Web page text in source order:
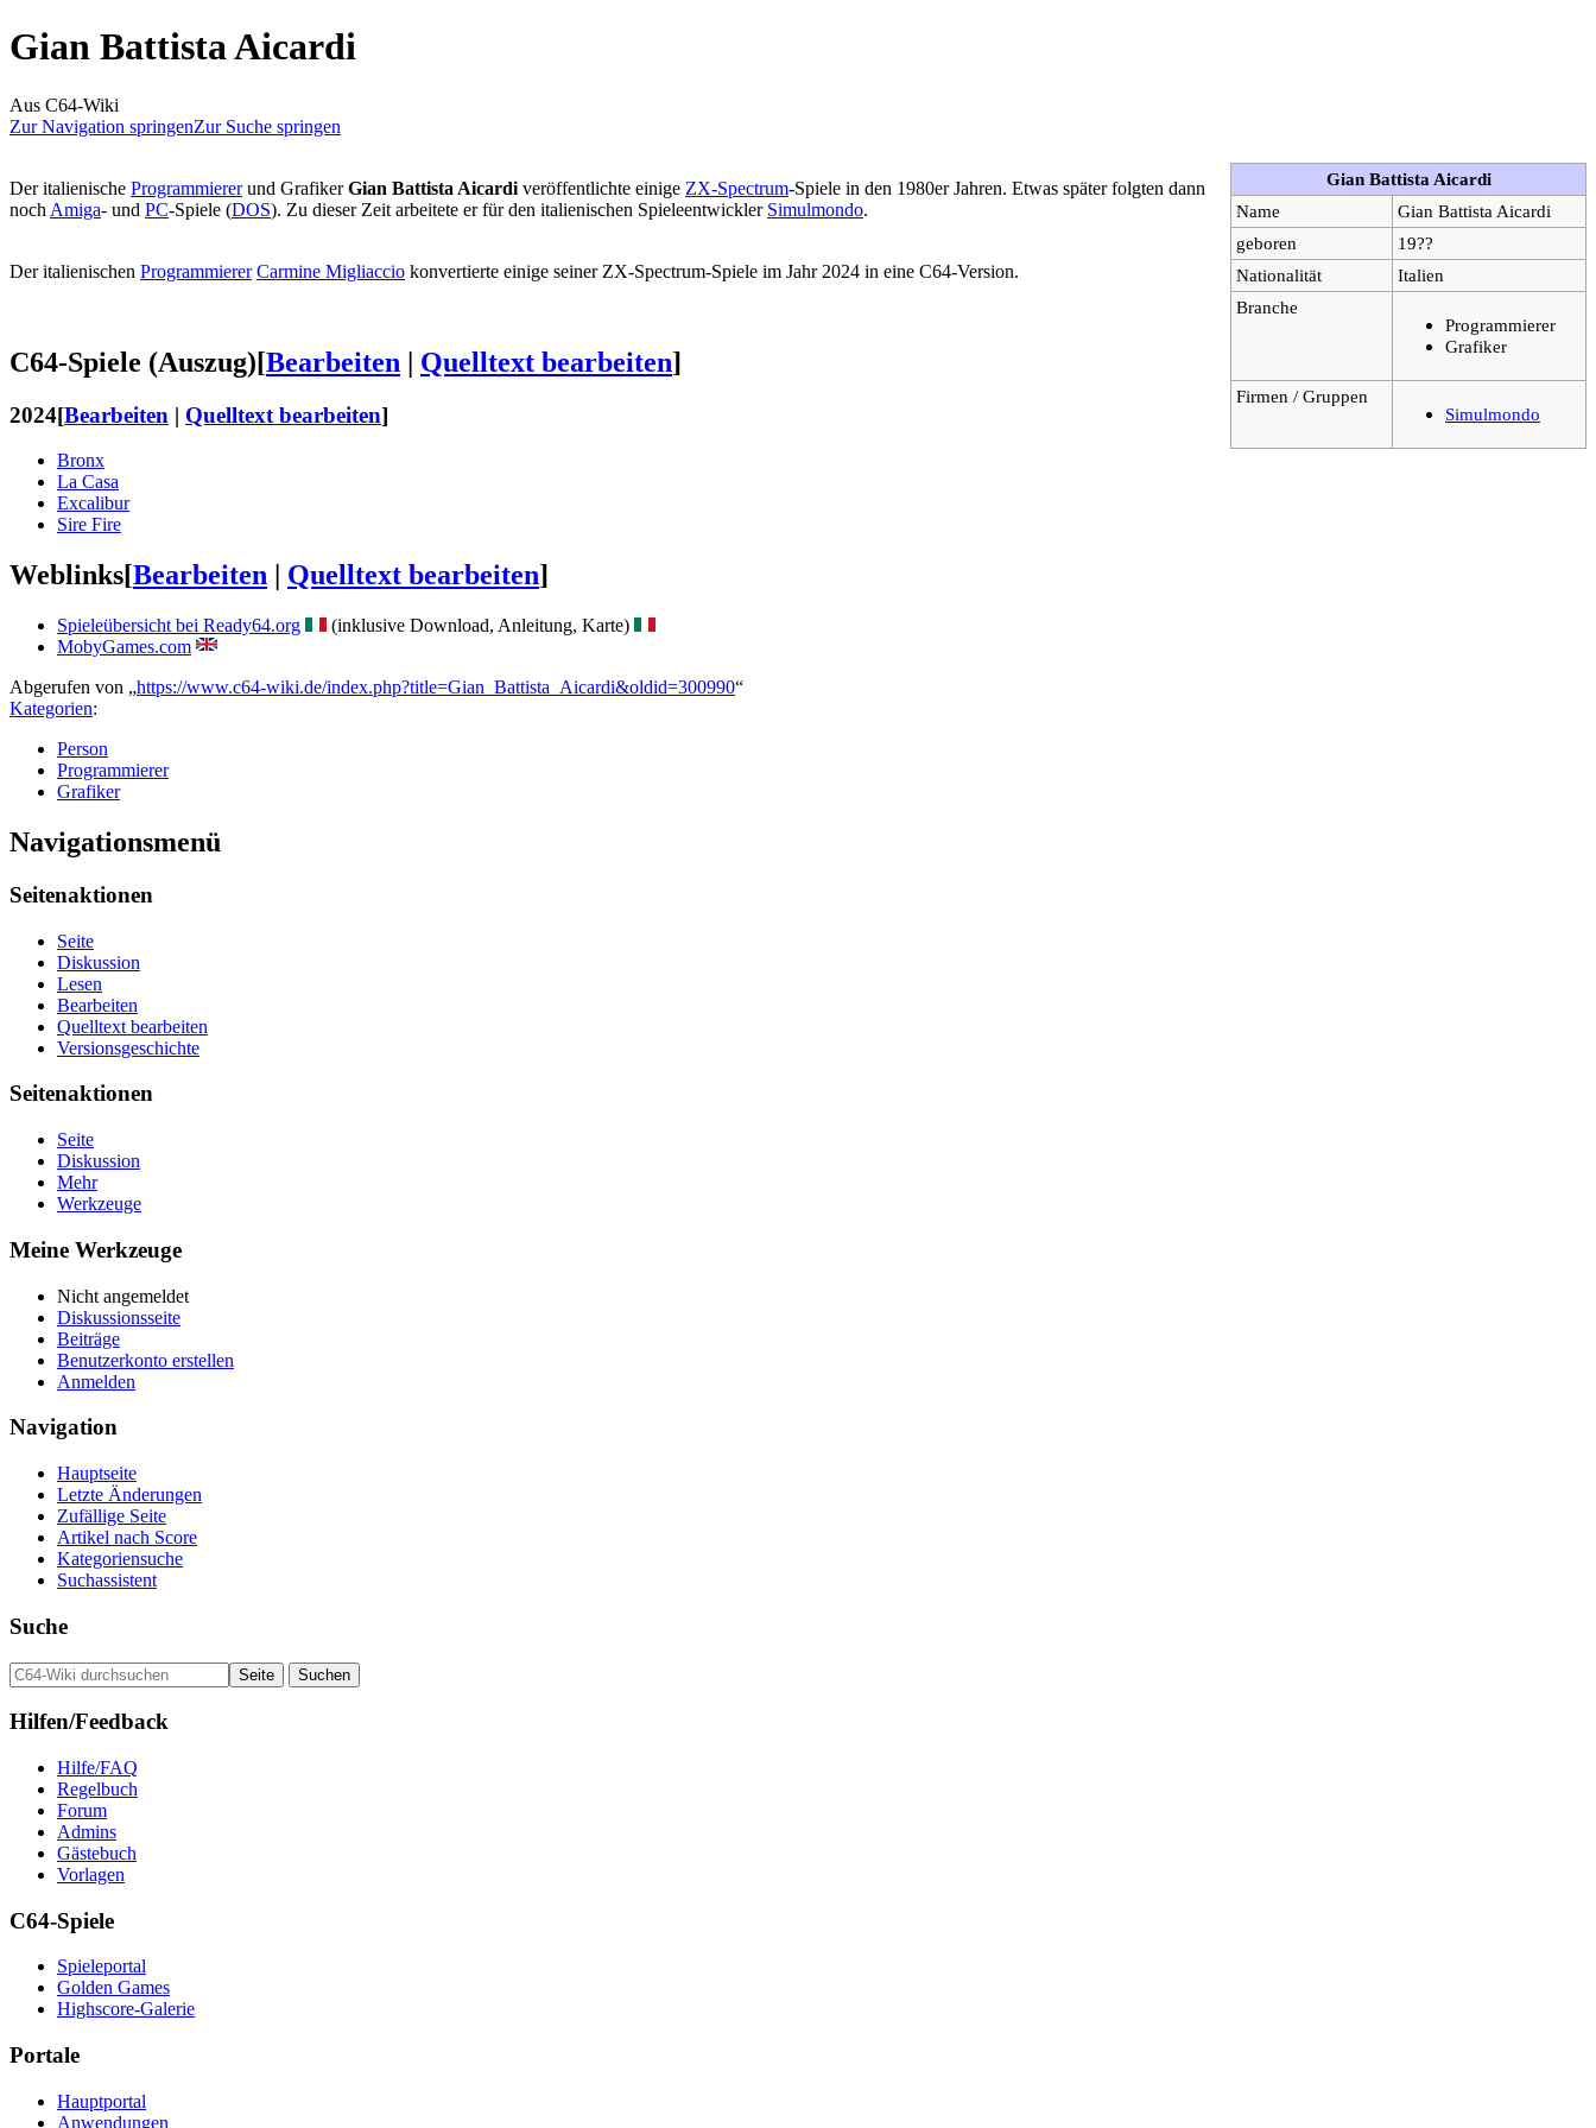
Gian Battista Aicardi
Aus C64-Wiki
Zur Navigation springenZur Suche springen
Gian Battista Aicardi
Name
Gian Battista Aicardi
geboren
19??
Nationalität
Italien
Branche
Programmierer
Grafiker
Firmen / Gruppen
Simulmondo
Der italienische Programmiererund GrafikerGian Battista Aicardi veröffentlichte einige ZX-Spectrum-Spiele in den 1980er Jahren. Etwas später folgten dann
noch Amiga- und PC-Spiele (DOS). Zu dieser Zeit arbeitete er für den italienischen Spieleentwickler Simulmondo.
Der italienischen Programmierer Carmine Migliaccio konvertierte einige seiner ZX-Spectrum-Spiele im Jahr 2024 in eine C64-Version.
C64-Spiele (Auszug)[Bearbeiten | Quelltext bearbeiten]
2024[Bearbeiten | Quelltext bearbeiten]
Bronx
La Casa
Excalibur
Sire Fire
Weblinks[Bearbeiten Quelltext bearbeiten]
Spieleübersicht bei Ready64.org
(inklusive Download, Anleitung, Karte)
MobyGames.com
Abgerufen von „https://www.c64-wiki.de/index.php?title=Gian_Battista_Aicardi&oldid=300990“
Kategorien:
Person
Programmierer
Grafiker
Navigationsmenü
Seitenaktionen
Seite
Diskussion
Lesen
Bearbeiten
Quelltext bearbeiten
Versionsgeschichte
Seitenaktionen
Seite
Diskussion
Mehr
Werkzeuge
Meine Werkzeuge
Nicht angemeldet
Diskussionsseite
Beiträge
Benutzerkonto erstellen
Anmelden
Navigation
Hauptseite
Letzte Änderungen
Zufällige Seite
Artikel nach Score
Kategoriensuche
Suchassistent
Suche
Hilfen/Feedback
Hilfe/FAQ
Regelbuch
Forum
Admins
Gästebuch
Vorlagen
C64-Spiele
Spieleportal
Golden Games
Highscore-Galerie
Portale
Hauptportal
Anwendungen